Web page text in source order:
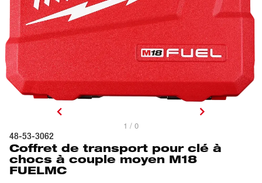
1 / 0
48-53-3062
Coffret de transport pour clé à
chocs à couple moyen M18
FUELMC